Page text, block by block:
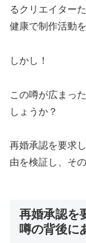
るクリエイター
健康で制作活動
しかし！
この噂が広まっ
しょうか？
再婚承認を要求
由を検証し、そ
再婚承認を
噂の背後に